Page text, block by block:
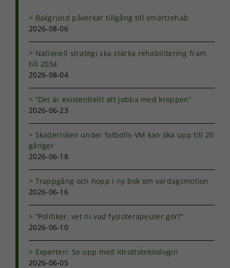
Bakgrund påverkar tillgång till smärtrehab
2026-08-06
Nationell strategi ska stärka rehabilitering fram
till 2034
2026-08-04
”Det är existentiellt att jobba med kroppen”
2026-06-23
Skaderisken under fotbolls-VM kan öka upp till 20
gånger
2026-06-18
Trappgång och hopp i ny bok om vardagsmotion
2026-06-16
”Politiker, vet ni vad fysioterapeuter gör?”
2026-06-10
Experten: Se upp med idrottsteknologin
2026-06-05
Nödvändiga
Dessa kakor
att hemsidan
taget ska
fungera.